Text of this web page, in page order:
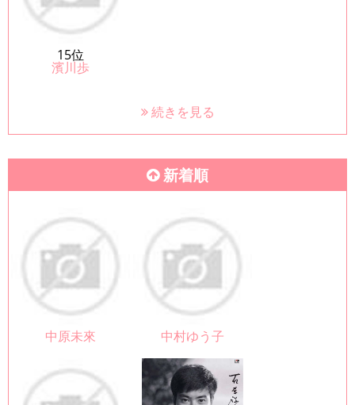
15位
濱川歩
続きを見る
新着順
中原未來 中村ゆう子